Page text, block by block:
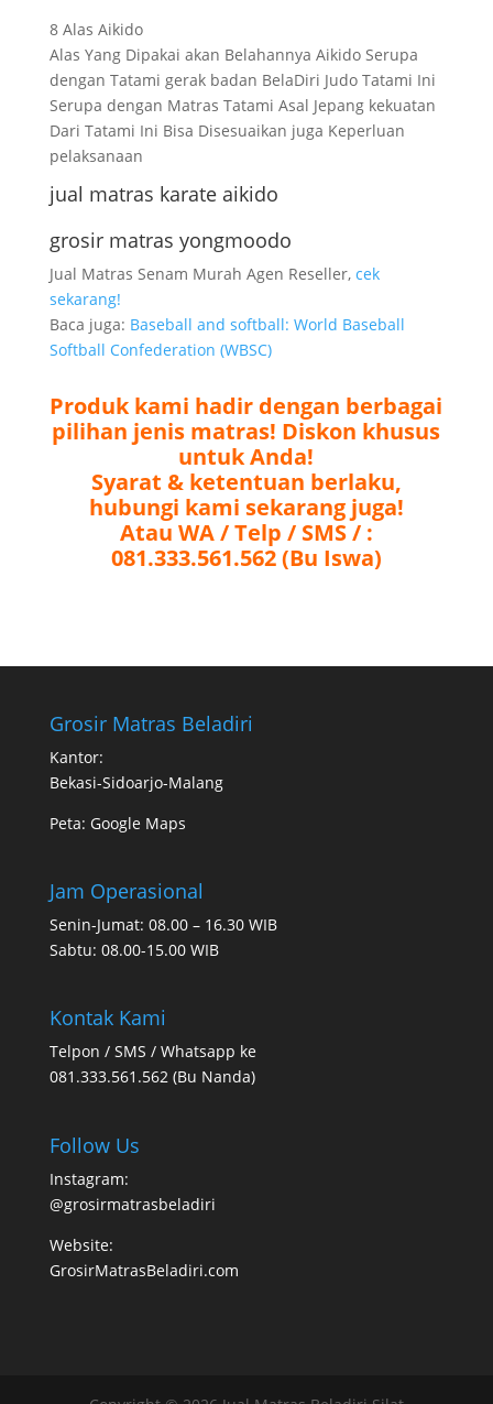
8 Alas Aikido
Alas Yang Dipakai akan Belahannya Aikido Serupa
dengan Tatami gerak badan BelaDiri Judo Tatami Ini
Serupa dengan Matras Tatami Asal Jepang kekuatan
Dari Tatami Ini Bisa Disesuaikan juga Keperluan
pelaksanaan
jual matras karate aikido
grosir matras yongmoodo
Jual Matras Senam Murah Agen Reseller, cek
sekarang!
Baca juga: Baseball and softball: World Baseball
Softball Confederation (WBSC)
Produk kami hadir dengan berbagai
pilihan jenis matras! Diskon khusus
untuk Anda!
Syarat & ketentuan berlaku,
hubungi kami sekarang juga!
Atau WA / Telp / SMS / :
081.333.561.562 (Bu Iswa)
Grosir Matras Beladiri
Kantor:
Bekasi-Sidoarjo-Malang
Peta: Google Maps
Jam Operasional
Senin-Jumat: 08.00 – 16.30 WIB
Sabtu: 08.00-15.00 WIB
Kontak Kami
Telpon / SMS / Whatsapp ke
081.333.561.562 (Bu Nanda)
Follow Us
Instagram:
@grosirmatrasbeladiri
Website:
GrosirMatrasBeladiri.com